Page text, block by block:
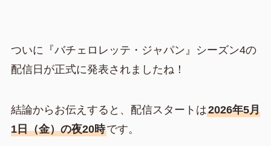
ついに『バチェロレッテ・ジャパン』シーズン4の
配信日が正式に発表されましたね！
結論からお伝えすると、配信スタートは2026年5月
1日（金）の夜20時です。